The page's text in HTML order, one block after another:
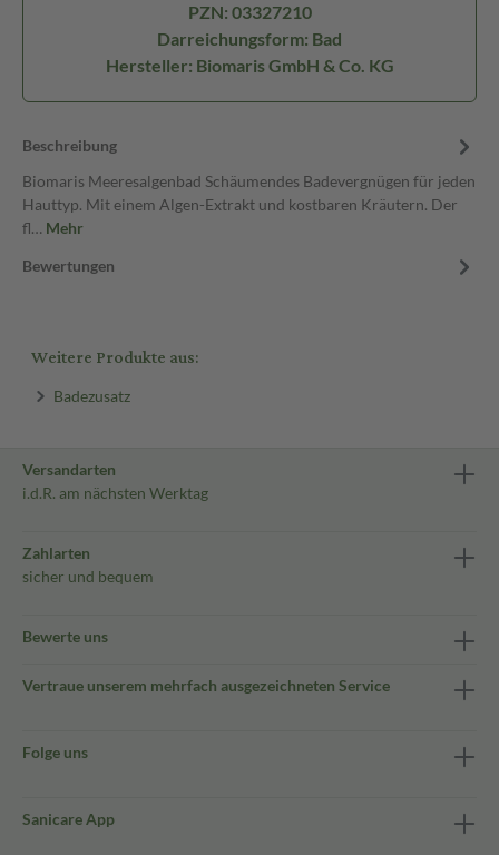
PZN: 03327210
Darreichungsform: Bad
Hersteller: Biomaris GmbH & Co. KG
Beschreibung
Biomaris Meeresalgenbad Schäumendes Badevergnügen für jeden
Hauttyp. Mit einem Algen-Extrakt und kostbaren Kräutern. Der
fl… Mehr
Bewertungen
Weitere Produkte aus:
Badezusatz
Versandarten
i.d.R. am nächsten Werktag
Zahlarten
sicher und bequem
Bewerte uns
Vertraue unserem mehrfach ausgezeichneten Service
Folge uns
Sanicare App